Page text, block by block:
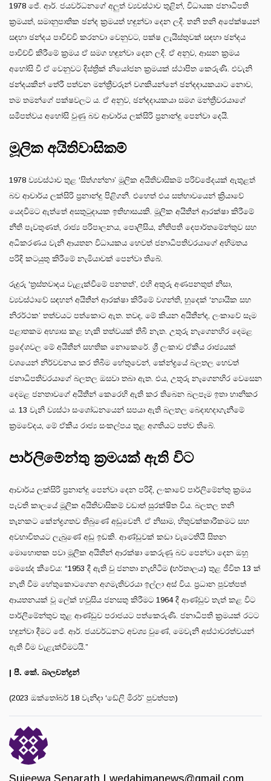
1978 ජේ. ආර්. ජයවර්ධනගේ අලුත් ව්‍යවස්ථාව තුළින්, විධායක ජනාධිපති
ක්‍රමයත්, සමානුපාතික ඡන්ද ක්‍රමයත් හඳුන්වා දෙන ලදි. තනි තනි අපේක්ෂයන්
සඳහා ඡන්දය පාවිච්චි කරනවා වෙනුවට, පක්ෂ ලැයිස්තුවක් සඳහා ඡන්දය
පාවිච්චි කිරීමේ ක්‍රමය ඒ සමග හඳුන්වා දෙන ලදි. ඒ අනුව, ආසන ක්‍රමය
අහෝසි වී ඒ වෙනුවට දිස්ත්‍රික් නියෝජන ක්‍රමයක් ස්ථාපිත කෙරුණි. එවැනි
ඡන්දයකින් තේරී පත්වන මන්ත්‍රීවරුන් වගකියන්නේ ඡන්දදායකයාට නොව,
තම තමන්ගේ පක්ෂවලට ය. ඒ අනුව, ඡන්දදායකයා සමග මන්ත්‍රීවරයාගේ
සමීපත්වය අහෝසි වුණු බව ආචාර්ය ලක්සිරි ප්‍රනාන්දු පෙන්වා දෙයි.
මූලික අයිතිවාසිකම්
1978 ව්‍යවස්ථාව තුළ ‘සිත්ගන්නා’ මූලික අයිතිවාසිකම් පරිච්ඡේදයක් ඇතුළත්
බව ආචාර්ය ලක්සිරි ප්‍රනාන්දු පිළිගනී. එහෙත් එය සත්භාවයෙන් ක්‍රියාවේ
යෙදවීමට ඇත්තේ අසතුටුදායක ඉතිහාසයකි. මූලික අයිතීන් ආරක්ෂා කිරීමේ
නීති පැවතුණත්, රාජ්‍ය පරිපාලනය, පොලීසිය, නීතිපති දෙපාර්තමේන්තුව සහ
අධිකරණය වැනි ආයතන විධායකය හෙවත් ජනාධිපතිවරයාගේ අභිමතය
පරිදි කටයුතු කිරීමේ නැමියාවක් පෙන්වා තිබේ.
රුදුරු ‘ත්‍රස්තවාදය වැළැක්වීමේ පනතත්’, එහි අතුරු අණපනතුත් නිසා,
ව්‍යවස්ථාවේ සඳහන් අයිතීන් ආරක්ෂා කිරීමේ වගන්ති, හුදෙක් ‘න්‍යායික සහ
නිරර්ථක’ තත්වයට පත්කොට ඇත. තවද, මේ කියන අයිතීන්ද, ලංකාවේ සෑම
පළාතකම අභ්‍යාස කළ හැකි තත්වයක් තිබී නැත. උතුරු නැගෙනහිර දෙමළ
ප්‍රදේශවල මේ අයිතීන් සහතික නොකෙරේ. ශ්‍රී ලංකාව ඒකීය රාජ්‍යයක්
වශයෙන් නිර්වචනය කර තිබීම හේතුවෙන්, කේන්ද්‍රයේ බලතල හෙවත්
ජනාධිපතිවරයාගේ බලතල ඔසවා තබා ඇත. එය, උතුරු නැගෙනහිර වෙසෙන
දෙමළ ජනතාවගේ අයිතීන් කෙරෙහි ඇති කර තිබෙන බලපෑම ඉතා හානිකර
ය. 13 වැනි ව්‍යස්ථා සංශෝධනයෙන් සපයා ඇති බලතල බෙදාහදාගැනීමේ
ක්‍රමවේදය, මේ ඒකීය රාජ්‍ය සංකල්පය තුළ අගතියට පත්ව තිබේ.
පාර්ලිමේන්තු ක්‍රමයක් ඇති විට
ආචාර්ය ලක්සිරි ප්‍රනාන්දු පෙන්වා දෙන පරිදි, ලංකාවේ පාර්ලිමේන්තු ක්‍රමය
පැවති කාලයේ මූලික අයිතිවාසිකම් වඩාත් සුරක්ෂිත විය. බලතල තනි
තැනකට කේන්ද්‍රගතව තිබුණේ අඩුවෙනි. ඒ නිසාම, හිතුවක්කාරීකමට සහ
අවභාවිතයට ලැබුණේ අඩු ඉඩකි. ආණ්ඩුවක් කඩා වැටෙතියි සිතන
මොහොතක පවා මූලික අයිතීන් ආරක්ෂා කෙරුණු බව පෙන්වා දෙන ඔහු
මෙසේද කීවේය: “1953 දී ඇති වු ජනතා නැඟිටීම (හර්තාලය) තුළ ජීවිත 13 ක්
නැති වීම හේතුකොටගෙන අගමැතිවරයා ඉල්ලා අස් විය. ප්‍රධාන පුවත්පත්
ආයතනයක් වූ ලේක් හවුසිය ජනසතු කිරීමට 1964 දී ආණ්ඩුව තැත් කළ විට
පාර්ලිමේන්තුව තුළ ආණ්ඩුව පරාජයට පත්කෙරුණි. ජනාධිපති ක්‍රමයක් රටට
හඳුන්වා දීමට ජේ. ආර්. ජයවර්ධනට අවශ්‍ය වුණේ, මෙවැනි අස්ථාවරත්වයන්
ඇති වීම වැළැක්වීමටයි.”
| පී. කේ. බාලචන්ද්‍රන්
(2023 ඔක්තෝබර් 18 වැනිදා ‘ඩේලි මිරර්’ පුවත්පත)
Sujeewa Senarath | wedabimanews@gmail.com